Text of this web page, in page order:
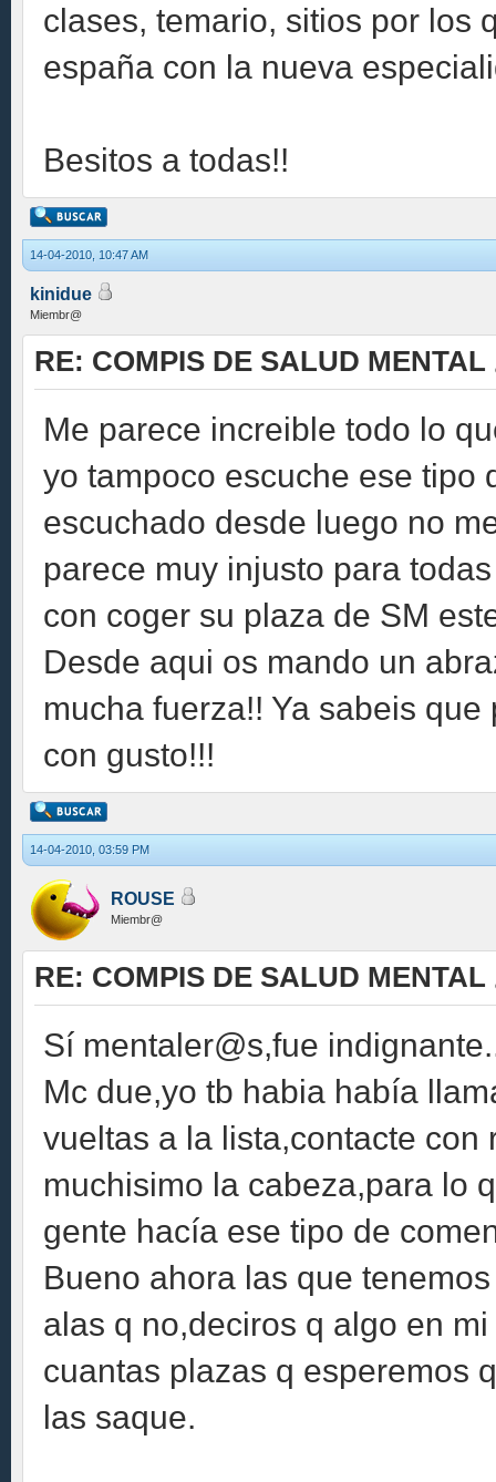
clases, temario, sitios por los
españa con la nueva
Besitos a todas!!
14-04-2010, 10:47 AM
kinidue
Miembr@
RE: COMPIS DE SALUD MENTAL
Me parece increible todo lo
yo tampoco escuche ese tipo
escuchado desde luego no
parece muy injusto para
con coger su plaza de SM
Desde aqui os mando un
mucha fuerza!! Ya sabeis
con gusto!!!
14-04-2010, 03:59 PM
ROUSE
Miembr@
RE: COMPIS DE SALUD MENTAL
Sí mentaler@s,fue
Mc due,yo tb habia había
vueltas a la lista,contacte
muchisimo la cabeza,para lo
gente hacía ese tipo de
Bueno ahora las que
alas q no,deciros q algo en
cuantas plazas q esperemos
las saque.